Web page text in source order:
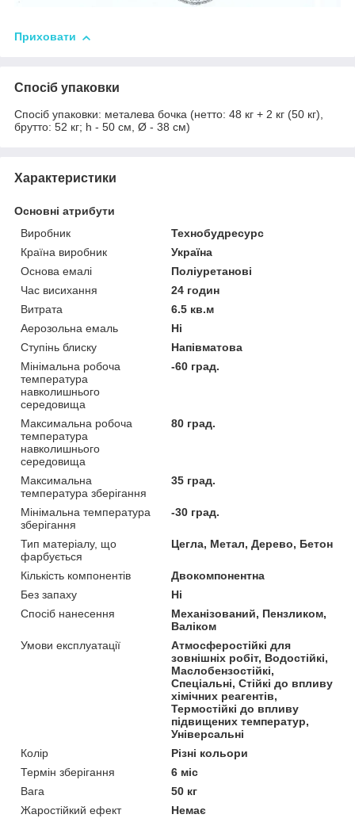
Приховати
Спосіб упаковки
Спосіб упаковки: металева бочка (нетто: 48 кг + 2 кг (50 кг),
брутто: 52 кг; h - 50 см, Ø - 38 см)
Характеристики
Основні атрибути
Виробник
Технобудресурс
Країна виробник
Україна
Основа емалі
Поліуретанові
Час висихання
24 годин
Витрата
6.5 кв.м
Аерозольна емаль
Ні
Ступінь блиску
Напівматова
Мінімальна робоча
температура
навколишнього
середовища
-60 град.
Максимальна робоча
температура
навколишнього
середовища
80 град.
Максимальна
температура зберігання
35 град.
Мінімальна температура
зберігання
-30 град.
Тип матеріалу, що
фарбується
Цегла, Метал, Дерево, Бетон
Кількість компонентів
Двокомпонентна
Без запаху
Ні
Спосіб нанесення
Механізований, Пензликом,
Валіком
Умови експлуатації
Атмосферостійкі для
зовнішніх робіт, Водостійкі,
Маслобензостійкі,
Спеціальні, Стійкі до впливу
хімічних реагентів,
Термостійкі до впливу
підвищених температур,
Універсальні
Колір
Різні кольори
Термін зберігання
6 міс
Вага
50 кг
Жаростійкий ефект
Немає